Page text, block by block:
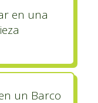
en una
un Barco